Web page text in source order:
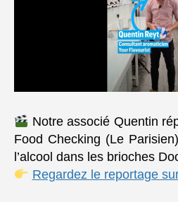
Notre associé Quentin
Food Checking (Le
l’alcool dans les brioches
Regardez le reportage